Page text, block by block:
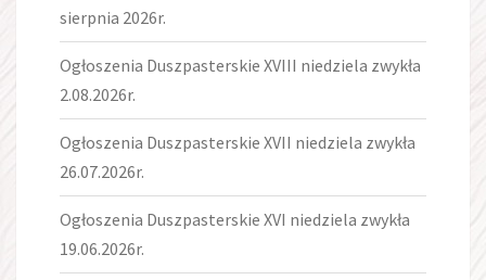
sierpnia 2026r.
Ogłoszenia Duszpasterskie XVIII niedziela zwykła
2.08.2026r.
Ogłoszenia Duszpasterskie XVII niedziela zwykła
26.07.2026r.
Ogłoszenia Duszpasterskie XVI niedziela zwykła
19.06.2026r.